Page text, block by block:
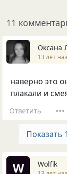
11
Оксана
13 лет
наверно это
плакали и
Ответить
Показать
W Wolfik